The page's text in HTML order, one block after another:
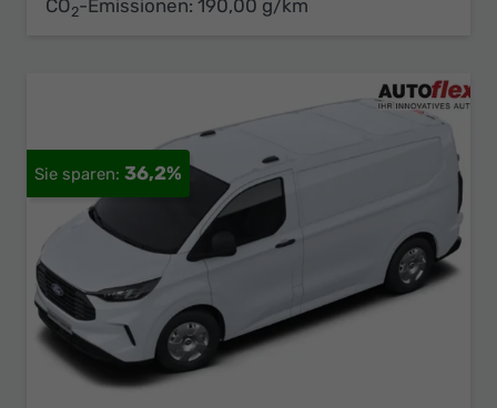
CO2-Emissionen: 190,00 g/km
36,2%